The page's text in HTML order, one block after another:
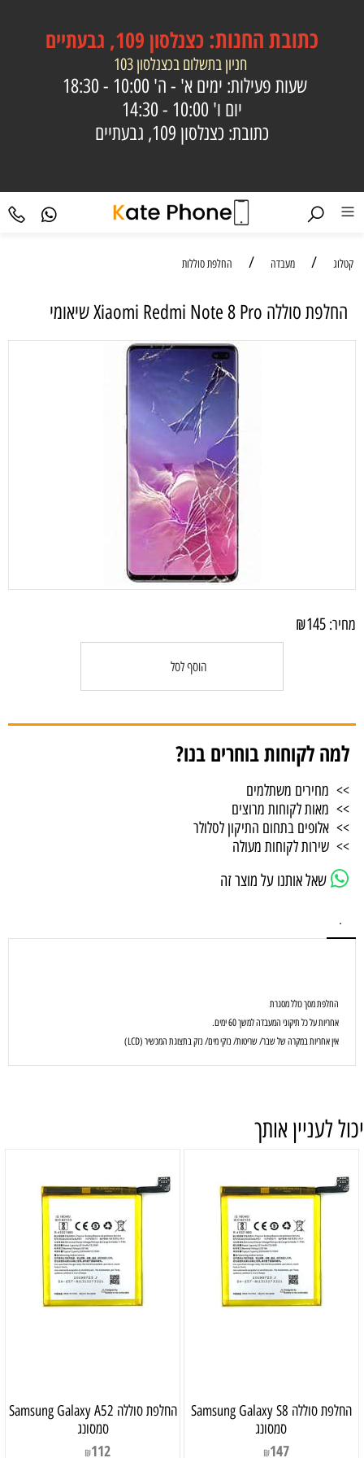
כתובתהחנות: כצנלסון 109, גבעתיים
חניון בתשלום בכצנלסון 103
שעות פעילות: ימים א' - ה' 10:00 - 18:30
יום ו' 10:00 - 14:30
כתובת: כצנלסון 109, גבעתיים
קטלוג / מעבדה / החלפת סוללות
‏החלפת סוללה Xiaomi Redmi Note 8 Pro שיאומי
מחיר: ₪145
הוסף לסל
למה לקוחות בוחרים בנו?
>> מחירים משתלמים
>> מאות לקוחות מרוצים
>> אלופים בתחום התיקון לסלולר
>> שירות לקוחות מעולה
שאל אותנו על מוצר זה
.
החלפת מסך כולל מסגרת
אחריות על כל תיקוני המעבדה למשך 60 ימים.
אין אחריות במקרה של שבר/ שריטות/ נזקי מים/ נזק בתצוגת המכשיר (LCD)
יכול לעניין אותך
‏החלפת סוללה Samsung Galaxy S8
סמסונג
₪147
‏החלפת סוללה Samsung Galaxy A52
סמסונג
₪112